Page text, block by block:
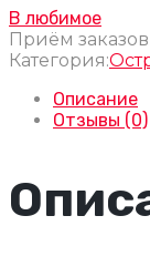
В любимое
Приём
Категория:
Описание
Отзывы (0)